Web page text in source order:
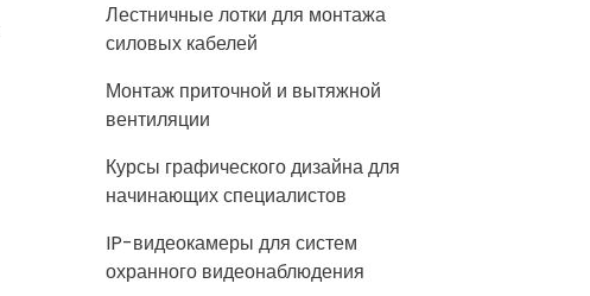
Лестничные лотки для монтажа
силовых кабелей
Монтаж приточной и вытяжной
вентиляции
Курсы графического дизайна для
начинающих специалистов
IP-видеокамеры для систем
охранного видеонаблюдения